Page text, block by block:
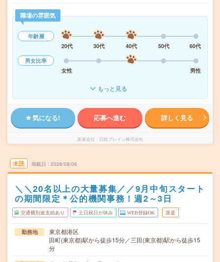
職場の雰囲気
年齢層
20代
30代 40代 50代
60代
男女比率
女性
男性
もっと見る
気になる! 応募へ進む 詳しく見る
派遣会社 日総ブレイン株式会社
未読 掲載日 2026/08/06
＼＼20名以上の大量募集／／9月中旬スタート
の期間限定＊公的機関事務！週2～3日
交通費別途支給あり 土日祝日が休み WEB登録OK 派遣
勤務地
東京都港区
田町(東京都)駅から徒歩15分／三田(東京都)駅から徒歩15
分